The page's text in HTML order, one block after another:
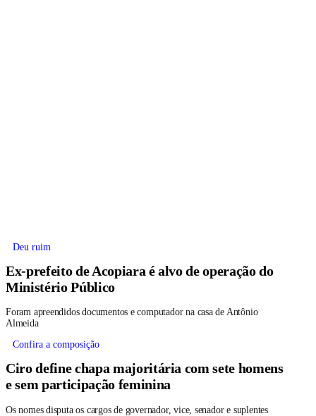
Deu ruim
Ex-prefeito de Acopiara é alvo de operação do
Ministério Público
Foram apreendidos documentos e computador na casa de Antônio
Almeida
Confira a composição
Ciro define chapa majoritária com sete homens
e sem participação feminina
Os nomes disputa os cargos de governador, vice, senador e suplentes